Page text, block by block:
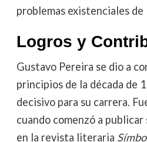
problemas existenciales de
Logros y
Gustavo Pereira se dio a
principios de la década de
decisivo para su carrera.
cuando comenzó a publicar
en la revista literaria